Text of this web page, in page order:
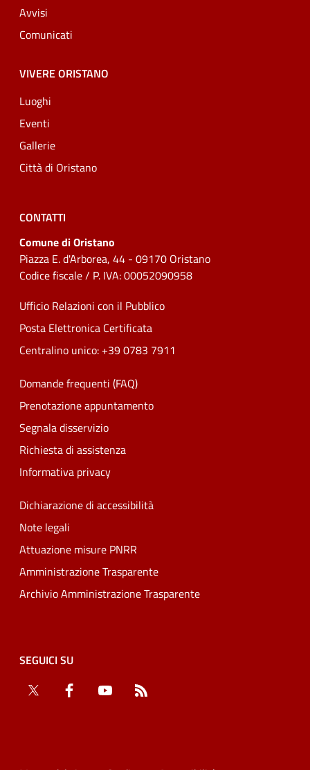
Avvisi
Comunicati
VIVERE ORISTANO
Luoghi
Eventi
Gallerie
Città di Oristano
CONTATTI
Comune di Oristano
Piazza E. d'Arborea, 44 - 09170 Oristano
Codice fiscale / P. IVA: 00052090958
Ufficio Relazioni con il Pubblico
Posta Elettronica Certificata
Centralino unico: +39 0783 7911
Domande frequenti (FAQ)
Prenotazione appuntamento
Segnala disservizio
Richiesta di assistenza
Informativa privacy
Dichiarazione di accessibilità
Note legali
Attuazione misure PNRR
Amministrazione Trasparente
Archivio Amministrazione Trasparente
SEGUICI SU
Twitter
Facebook YouTube